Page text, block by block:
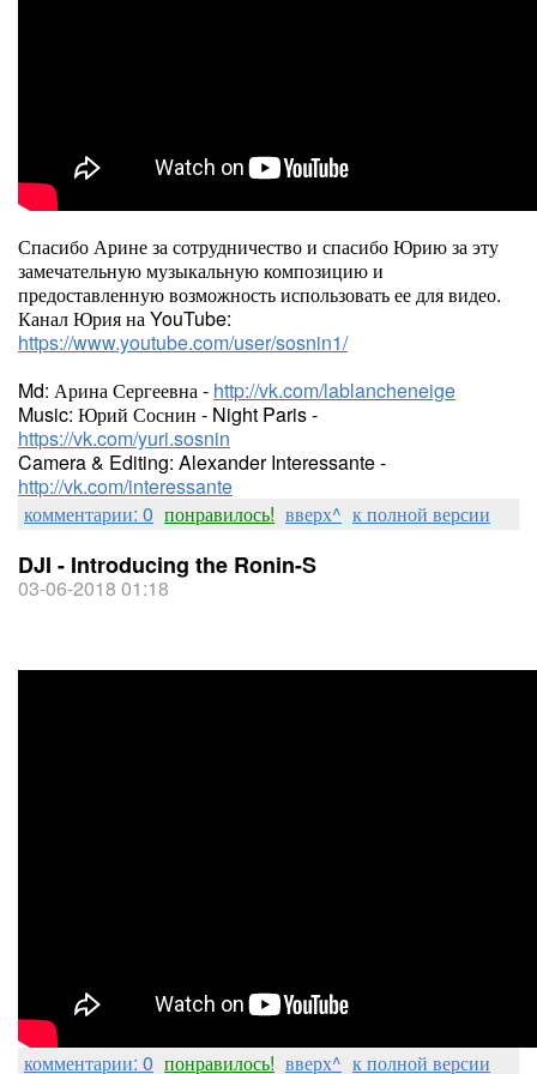
Спасибо Арине за сотрудничество и спасибо Юрию за эту
замечательную музыкальную композицию и
предоставленную возможность использовать ее для видео.
Канал Юрия на YouTube:
https://www.youtube.com/user/sosnin1/
Md: Арина Сергеевна - http://vk.com/lablancheneige
Music: Юрий Соснин - Night Paris -
https://vk.com/yuri.sosnin
Camera & Editing: Alexander Interessante -
http://vk.com/interessante
комментарии: 0 понравилось! вверх^ к полной версии
DJI - Introducing the Ronin-S
03-06-2018 01:18
комментарии: 0 понравилось! вверх^ к полной версии